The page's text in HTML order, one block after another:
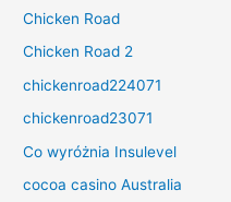
Chicken Road
Chicken Road 2
chickenroad224071
chickenroad23071
Co wyróżnia Insulevel
cocoa casino Australia